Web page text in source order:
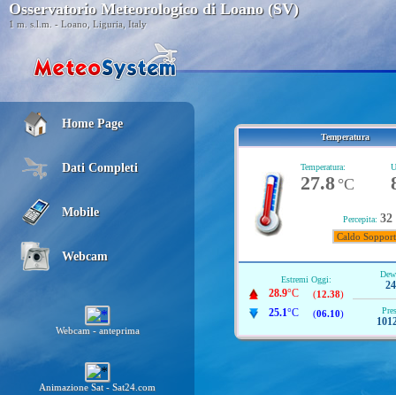
Osservatorio Meteorologico di Loano (SV)
1 m. s.l.m. - Loano, Liguria, Italy
Home Page
Dati Completi
Mobile
Webcam
Webcam - anteprima
Animazione Sat - Sat24.com
Temperatura
Temperatura:
27.8 °C
Percepita: 32
Caldo
Estremi Oggi:
28.9°C (12.38)
25.1°C (06.10)